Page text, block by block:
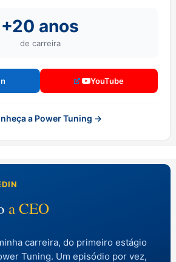
+20 anos
de carreira
YouTube
a Power Tuning →
a CEO
carreira, do primeiro estágio
Tuning. Um episódio por vez,